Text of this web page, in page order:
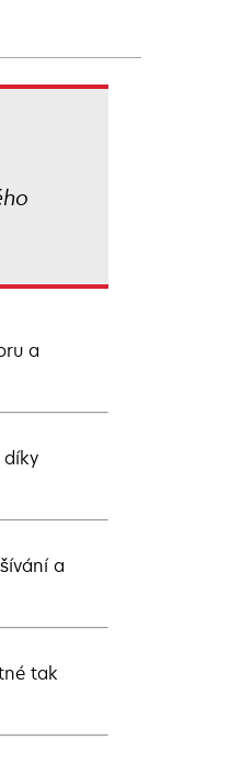
a
a
tak